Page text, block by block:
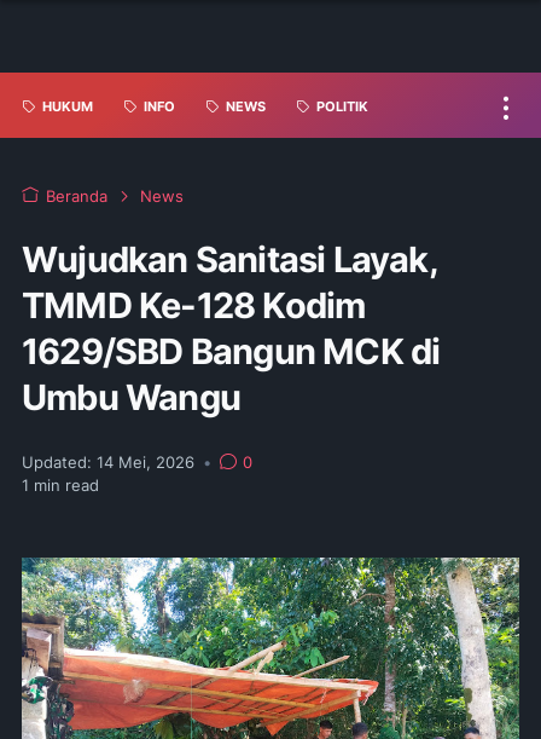
HUKUM INFO NEWS POLITIK
Beranda News
Wujudkan Sanitasi Layak,
TMMD Ke-128 Kodim
1629/SBD Bangun MCK di
Umbu Wangu
Updated: 14 Mei, 2026 •
0
1 min read